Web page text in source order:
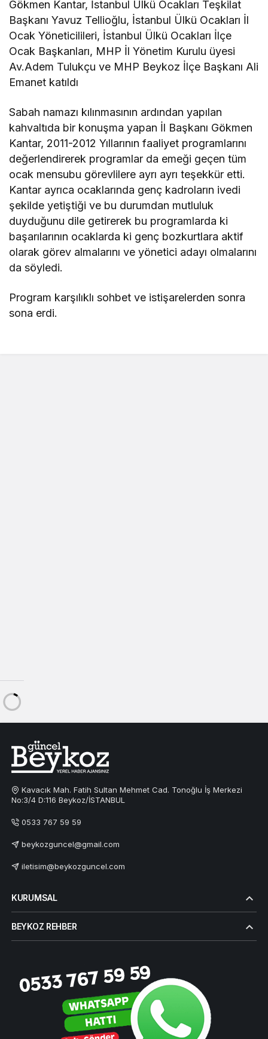
Gökmen Kantar, İstanbul Ülkü Ocakları Teşkilat
Başkanı Yavuz Tellioğlu, İstanbul Ülkü Ocakları İl
Ocak Yöneticilileri, İstanbul Ülkü Ocakları İlçe
Ocak Başkanları, MHP İl Yönetim Kurulu üyesi
Av.Adem Tulukçu ve MHP Beykoz İlçe Başkanı Ali
Emanet katıldı
Sabah namazı kılınmasının ardından yapılan
kahvaltıda bir konuşma yapan İl Başkanı Gökmen
Kantar, 2011-2012 Yıllarının faaliyet programlarını
değerlendirerek programlar da emeği geçen tüm
ocak mensubu görevlilere ayrı ayrı teşekkür etti.
Kantar ayrıca ocaklarında genç kadroların ivedi
şekilde yetiştiği ve bu durumdan mutluluk
duyduğunu dile getirerek bu programlarda ki
başarılarının ocaklarda ki genç bozkurtlara aktif
olarak görev almalarını ve yönetici adayı olmalarını
da söyledi.
Program karşılıklı sohbet ve istişarelerden sonra
sona erdi.
Kavacık Mah. Fatih Sultan Mehmet Cad. Tonoğlu İş Merkezi
No:3/4 D:116 Beykoz/İSTANBUL
0533 767 59 59
beykozguncel@gmail.com
iletisim@beykozguncel.com
KURUMSAL
BEYKOZ REHBER